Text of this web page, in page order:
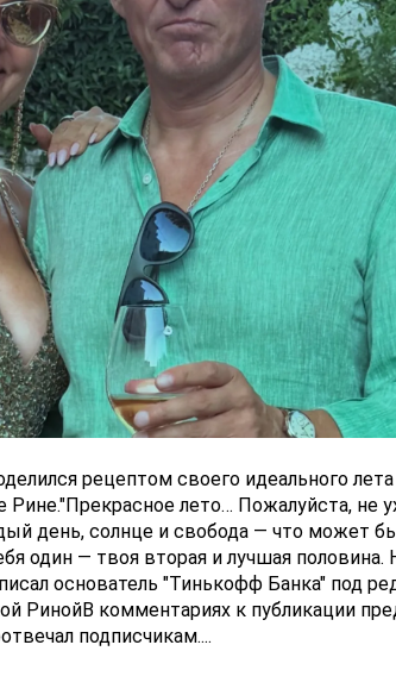
рецептом своего идеального
Рине."Прекрасное лето… Пожалуйста,
день, солнце и свобода — что может
один — твоя вторая и лучшая половина.
основатель "Тинькофф Банка" под
РинойВ комментариях к публикации
подписчикам....